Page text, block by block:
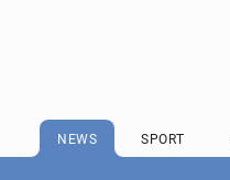
NEWS SPORT